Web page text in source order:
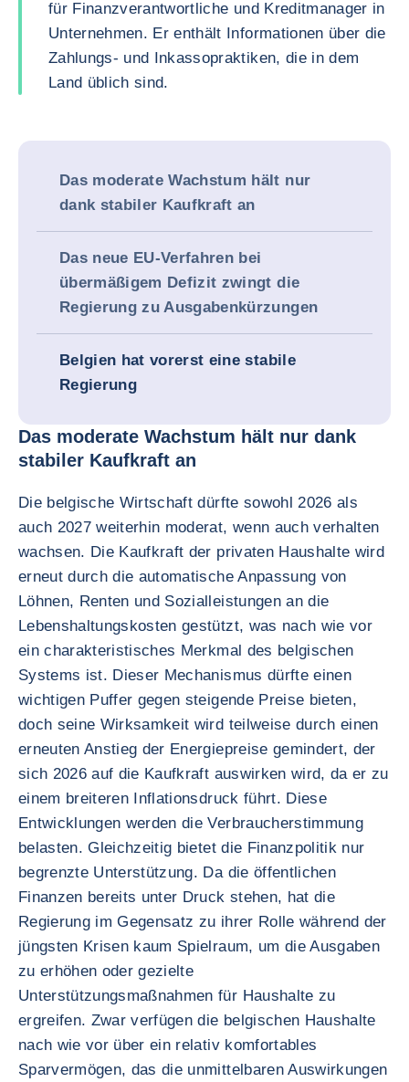
für Finanzverantwortliche und Kreditmanager in
Unternehmen. Er enthält Informationen über die
Zahlungs- und Inkassopraktiken, die in dem
Land üblich sind.
Das moderate Wachstum hält nur
dank stabiler Kaufkraft an
Das neue EU-Verfahren bei
übermäßigem Defizit zwingt die
Regierung zu Ausgabenkürzungen
Belgien hat vorerst eine stabile
Regierung
Das moderate Wachstum hält nur dank
stabiler Kaufkraft an
Die belgische Wirtschaft dürfte sowohl 2026 als
auch 2027 weiterhin moderat, wenn auch verhalten
wachsen. Die Kaufkraft der privaten Haushalte wird
erneut durch die automatische Anpassung von
Löhnen, Renten und Sozialleistungen an die
Lebenshaltungskosten gestützt, was nach wie vor
ein charakteristisches Merkmal des belgischen
Systems ist. Dieser Mechanismus dürfte einen
wichtigen Puffer gegen steigende Preise bieten,
doch seine Wirksamkeit wird teilweise durch einen
erneuten Anstieg der Energiepreise gemindert, der
sich 2026 auf die Kaufkraft auswirken wird, da er zu
einem breiteren Inflationsdruck führt. Diese
Entwicklungen werden die Verbraucherstimmung
belasten. Gleichzeitig bietet die Finanzpolitik nur
begrenzte Unterstützung. Da die öffentlichen
Finanzen bereits unter Druck stehen, hat die
Regierung im Gegensatz zu ihrer Rolle während der
jüngsten Krisen kaum Spielraum, um die Ausgaben
zu erhöhen oder gezielte
Unterstützungsmaßnahmen für Haushalte zu
ergreifen. Zwar verfügen die belgischen Haushalte
nach wie vor über ein relativ komfortables
Sparvermögen, das die unmittelbaren Auswirkungen